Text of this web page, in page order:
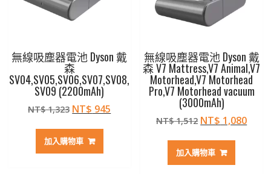
無線吸塵器電池 Dyson 戴
森
SV04,SV05,SV06,SV07,SV08,
SV09 (2200mAh)
NT$1,323 原
價
格：
NT$ 945
加入購物車
無線吸塵器電池 Dyson 戴
森 V7 Mattress,V7 Animal,V7
Motorhead,V7 Motorhead
Pro,V7 Motorhead vacuum
(3000mAh)
NT$1,512 原
價
格：
NT$ 1,080目
加入購物車